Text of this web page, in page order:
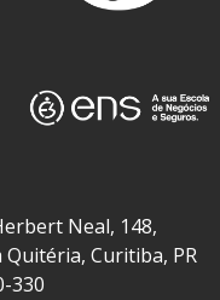
Neal, 148,
Quitéria, Curitiba, PR
330